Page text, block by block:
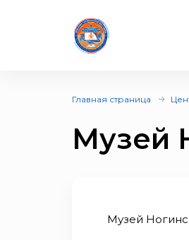
Главная страница
Музей
Музей